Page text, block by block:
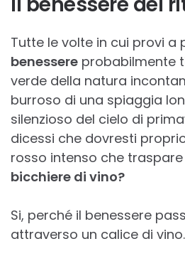
Tutte le volte in cui provi a
benessere probabilmente
verde della natura
burroso di una spiaggia
silenzioso del cielo di
dicessi che dovresti
rosso intenso che
bicchiere di vino?
Si, perché il benessere
attraverso un calice di